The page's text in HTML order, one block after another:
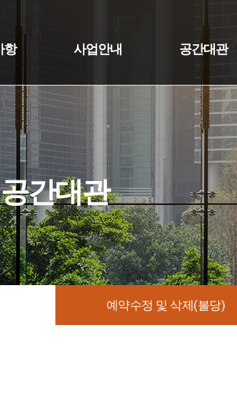
항 사업안내 공간대관
공간대관
예약수정 및 삭제(불당)